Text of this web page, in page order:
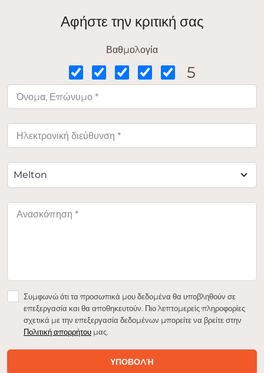
Αφήστε την κριτική σας
Βαθμολογία
5
Melton
Συμφωνώ ότι τα προσωπικά μου δεδομένα θα υποβληθούν σε
επεξεργασία και θα αποθηκευτούν. Πιο λεπτομερείς πληροφορίες
σχετικά με την επεξεργασία δεδομένων μπορείτε να βρείτε στην
Πολιτική απορρήτου μας.
ΥΠΟΒΟΛΉ